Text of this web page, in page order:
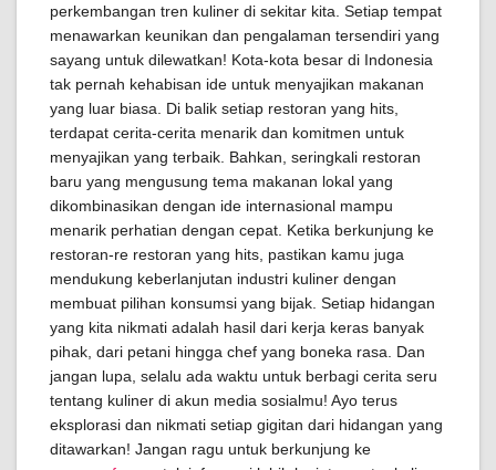
perkembangan tren kuliner di sekitar kita. Setiap tempat
menawarkan keunikan dan pengalaman tersendiri yang
sayang untuk dilewatkan! Kota-kota besar di Indonesia
tak pernah kehabisan ide untuk menyajikan makanan
yang luar biasa. Di balik setiap restoran yang hits,
terdapat cerita-cerita menarik dan komitmen untuk
menyajikan yang terbaik. Bahkan, seringkali restoran
baru yang mengusung tema makanan lokal yang
dikombinasikan dengan ide internasional mampu
menarik perhatian dengan cepat. Ketika berkunjung ke
restoran-re restoran yang hits, pastikan kamu juga
mendukung keberlanjutan industri kuliner dengan
membuat pilihan konsumsi yang bijak. Setiap hidangan
yang kita nikmati adalah hasil dari kerja keras banyak
pihak, dari petani hingga chef yang boneka rasa. Dan
jangan lupa, selalu ada waktu untuk berbagi cerita seru
tentang kuliner di akun media sosialmu! Ayo terus
eksplorasi dan nikmati setiap gigitan dari hidangan yang
ditawarkan! Jangan ragu untuk berkunjung ke